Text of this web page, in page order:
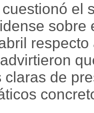
el
claras de